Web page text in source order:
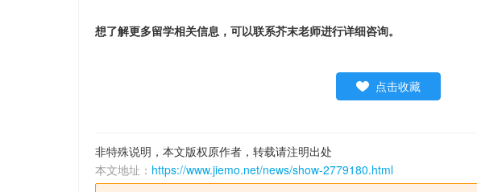
想了解更多留学相关信息，可以联系芥末老师进行详细咨询。
点击收藏
非特殊说明，本文版权原作者，转载请注明出处
本文地址： https://www.jiemo.net/news/show-2779180.html